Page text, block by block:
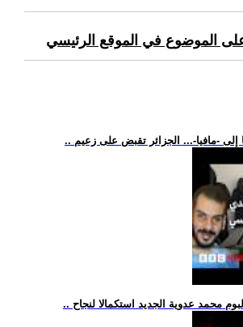
على الموضوع في الموقع الرئيسي
إلى -مافيا-... الجزائر تقبض على زعيم
محمد عدوية الجديد استكمالا لنجاح